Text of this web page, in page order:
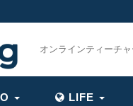
オンラインティーチ
LIFE